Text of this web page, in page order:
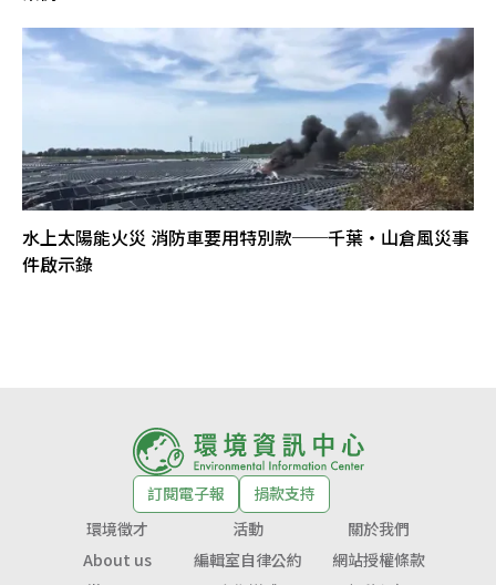
水上太陽能火災 消防車要用特別款──千葉・山倉風災事
件啟示錄
訂閱電子報
捐款支持
環境徵才
活動
關於我們
About us
編輯室自律公約
網站授權條款